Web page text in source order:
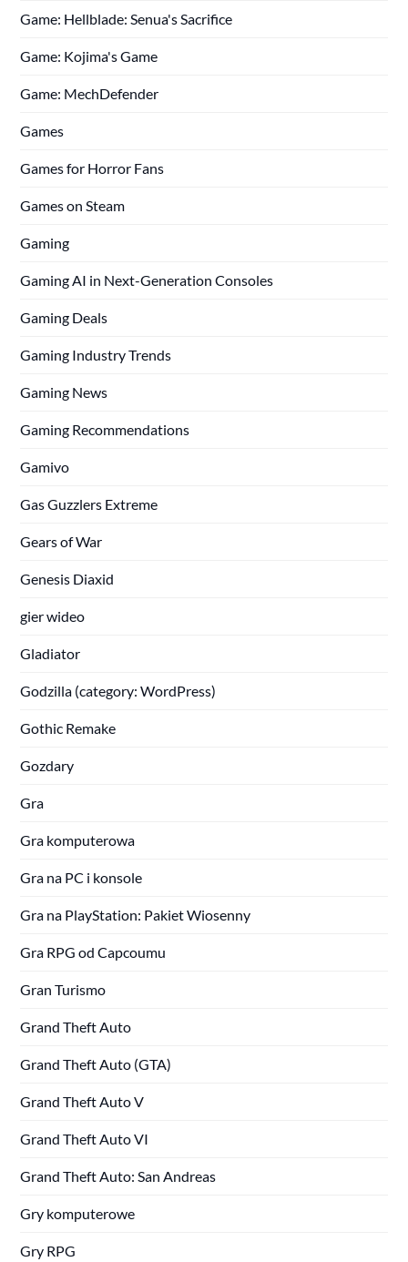
Game: Hellblade: Senua's Sacrifice
Game: Kojima's Game
Game: MechDefender
Games
Games for Horror Fans
Games on Steam
Gaming
Gaming AI in Next-Generation Consoles
Gaming Deals
Gaming Industry Trends
Gaming News
Gaming Recommendations
Gamivo
Gas Guzzlers Extreme
Gears of War
Genesis Diaxid
gier wideo
Gladiator
Godzilla (category: WordPress)
Gothic Remake
Gozdary
Gra
Gra komputerowa
Gra na PC i konsole
Gra na PlayStation: Pakiet Wiosenny
Gra RPG od Capcoumu
Gran Turismo
Grand Theft Auto
Grand Theft Auto (GTA)
Grand Theft Auto V
Grand Theft Auto VI
Grand Theft Auto: San Andreas
Gry komputerowe
Gry RPG